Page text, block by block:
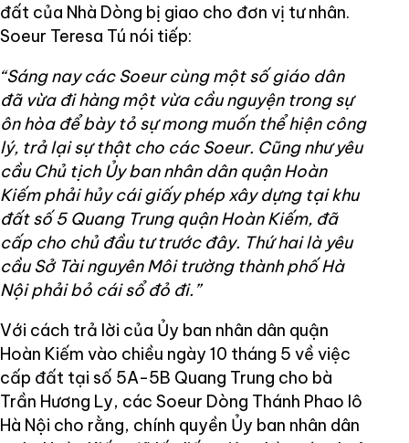
đất của Nhà Dòng bị giao cho đơn vị tư nhân.
Soeur Teresa Tú nói tiếp:
“Sáng nay các Soeur cùng một số giáo dân
đã vừa đi hàng một vừa cầu nguyện trong sự
ôn hòa để bày tỏ sự mong muốn thể hiện công
lý, trả lại sự thật cho các Soeur. Cũng như yêu
cầu Chủ tịch Ủy ban nhân dân quận Hoàn
Kiếm phải hủy cái giấy phép xây dựng tại khu
đất số 5 Quang Trung quận Hoàn Kiếm, đã
cấp cho chủ đầu tư trước đây. Thứ hai là yêu
cầu Sở Tài nguyên Môi trường thành phố Hà
Nội phải bỏ cái sổ đỏ đi.”
Với cách trả lời của Ủy ban nhân dân quận
Hoàn Kiếm vào chiều ngày 10 tháng 5 về việc
cấp đất tại số 5A-5B Quang Trung cho bà
Trần Hương Ly, các Soeur Dòng Thánh Phao lô
Hà Nội cho rằng, chính quyền Ủy ban nhân dân